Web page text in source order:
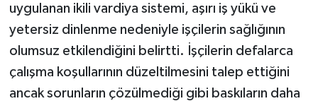
uygulanan ikili vardiya sistemi, aşırı iş yükü ve
yetersiz dinlenme nedeniyle işçilerin sağlığının
olumsuz etkilendiğini belirtti. İşçilerin defalarca
çalışma koşullarının düzeltilmesini talep ettiğini
ancak sorunların çözülmediği gibi baskıların daha